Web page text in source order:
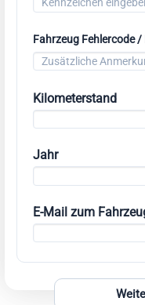
Fahrzeug Fehlercode /
Kilometerstand
Jahr
E-Mail zum